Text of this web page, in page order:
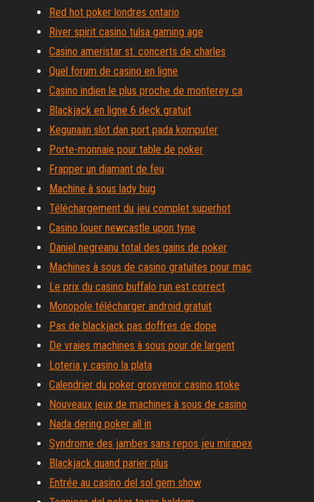
Red hot poker londres ontario
River spirit casino tulsa gaming age
Casino ameristar st. concerts de charles
Quel forum de casino en ligne
Casino indien le plus proche de monterey ca
Blackjack en ligne 6 deck gratuit
Kegunaan slot dan port pada komputer
Porte-monnaie pour table de poker
Frapper un diamant de feu
Machine à sous lady bug
Téléchargement du jeu complet superhot
Casino louer newcastle upon tyne
Daniel negreanu total des gains de poker
Machines à sous de casino gratuites pour mac
Le prix du casino buffalo run est correct
Monopole télécharger android gratuit
Pas de blackjack pas doffres de dope
De vraies machines à sous pour de largent
Loteria y casino la plata
Calendrier du poker grosvenor casino stoke
Nouveaux jeux de machines à sous de casino
Nada dering poker all in
Syndrome des jambes sans repos jeu mirapex
Blackjack quand parier plus
Entrée au casino del sol gem show